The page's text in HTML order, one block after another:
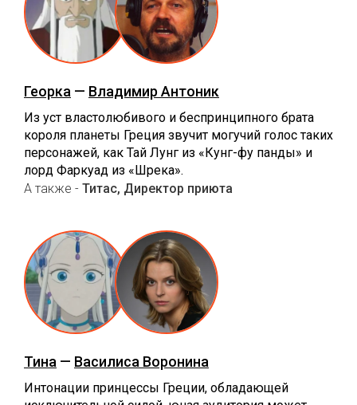
Георка — Владимир Антоник
Из уст властолюбивого и беспринципного брата
короля планеты Греция звучит могучий голос таких
персонажей, как Тай Лунг из «Кунг-фу панды» и
лорд Фаркуад из «Шрека».
А также - Титас, Директор приюта
Тина — Василиса Воронина
Интонации принцессы Греции, обладающей